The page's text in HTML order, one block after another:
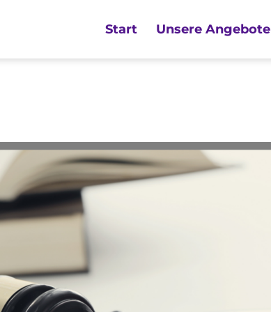
Start Unsere Angebote